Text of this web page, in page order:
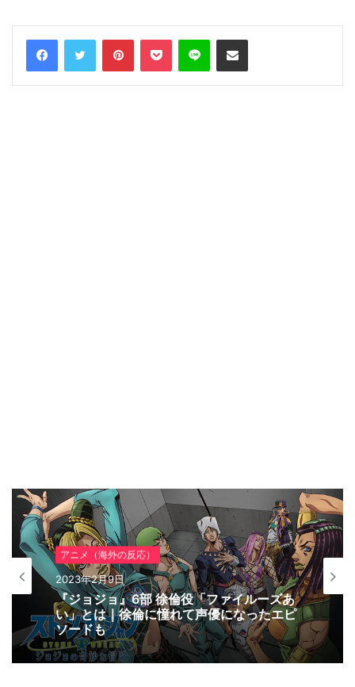
FacebookTwitter PinterestPocket Line Share via Email
アニメ（海外の反応）
2023年2月9日
『ジョジョ』6部 徐倫役「ファイルーズあ
い」とは｜徐倫に憧れて声優になったエピ
ソードも